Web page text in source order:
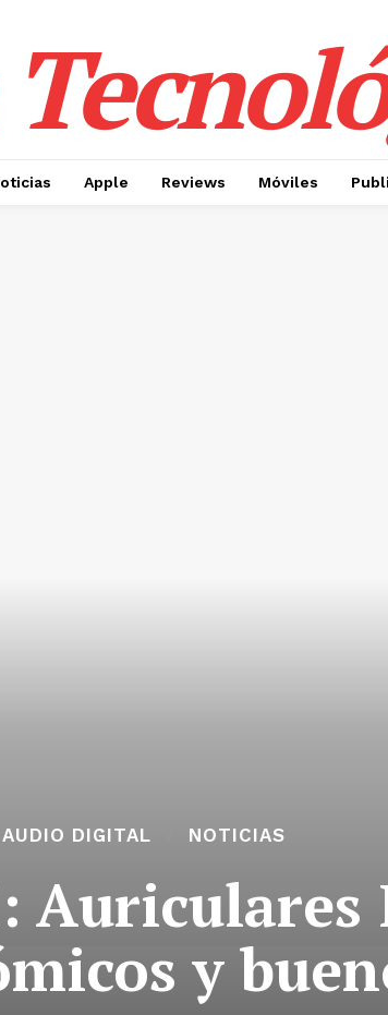
Apple Reviews Móviles
AUDIO DIGITAL NOTICIAS
y